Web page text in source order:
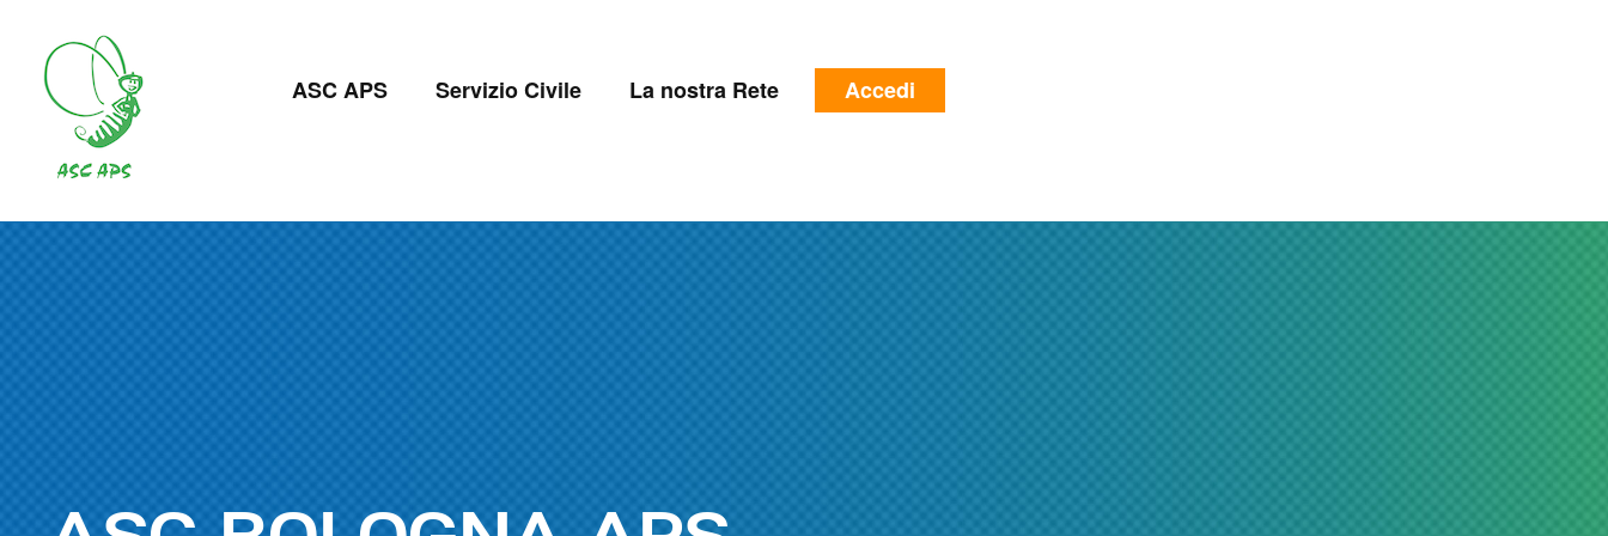
contenuto
principale
Navigazione
ASC APS Servizio Civile La nostra Rete
Menu
utente
Accedi